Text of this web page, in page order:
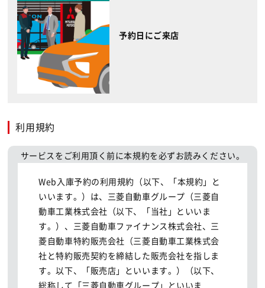
予約日にご来店
利用規約
サービスをご利用頂く前に本規約を必ずお読みください。
Web入庫予約の利用規約（以下、「本規約」と
いいます。）は、三菱自動車グループ（三菱自
動車工業株式会社（以下、「当社」といいま
す。）、三菱自動車ファイナンス株式会社、三
菱自動車特約販売会社（三菱自動車工業株式会
社と特約販売契約を締結した販売会社を指しま
す。以下、「販売店」といいます。）（以下、
総称して「三菱自動車グループ」といいま